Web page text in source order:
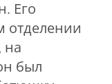
Его
отделении
на
был